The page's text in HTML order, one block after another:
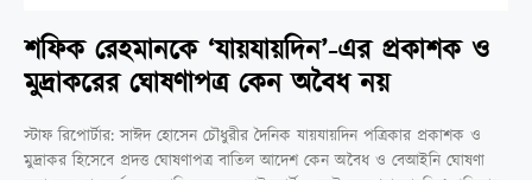
শফিক রেহমানকে ‘যায়যায়দিন’-এর প্রকাশক ও
মুদ্রাকরের ঘোষণাপত্র কেন অবৈধ নয়
স্টাফ রিপোর্টার: সাঈদ হোসেন চৌধুরীর দৈনিক যায়যায়দিন পত্রিকার প্রকাশক ও
মুদ্রাকর হিসেবে প্রদত্ত ঘোষণাপত্র বাতিল আদেশ কেন অবৈধ ও বেআইনি ঘোষণা